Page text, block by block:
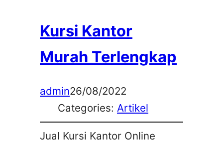
Kursi Kantor
Murah Terlengkap
admin26/08/2022
Categories: Artikel
Jual Kursi Kantor Online